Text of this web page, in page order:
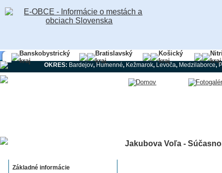
Banskobystrický
kraj
Bratislavský
kraj
Košický
kraj
kraj
OKRES: Bardejov,Humenné, Kežmarok, Levoča, Medzilaborce,
Základné informácie
Jakubova Voľa -